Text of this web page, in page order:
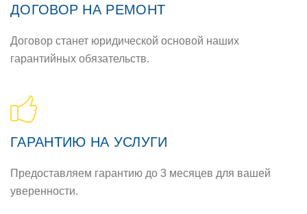
ДОГОВОР НА РЕМОНТ
Договор станет юридической основой наших
гарантийных обязательств.
ГАРАНТИЮ НА УСЛУГИ
Предоставляем гарантию до 3 месяцев для вашей
уверенности.